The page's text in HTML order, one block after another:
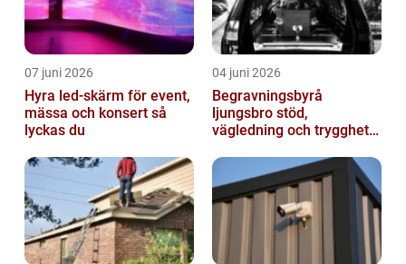
07 juni 2026
Hyra led-skärm för event,
mässa och konsert så
lyckas du
04 juni 2026
Begravningsbyrå
ljungsbro stöd,
vägledning och trygghet